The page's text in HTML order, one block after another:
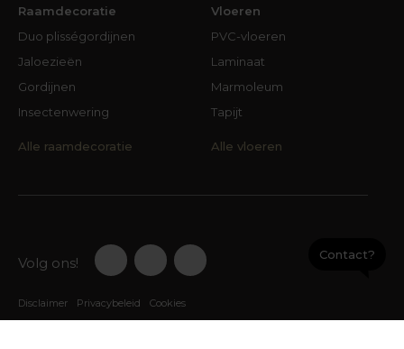
Raamdecoratie
Duo plisségordijnen
Jaloezieën
Gordijnen
Insectenwering
Alle raamdecoratie
Vloeren
PVC-vloeren
Laminaat
Marmoleum
Tapijt
Alle vloeren
Volg ons!
Disclaimer Privacybeleid Cookies
Contact?